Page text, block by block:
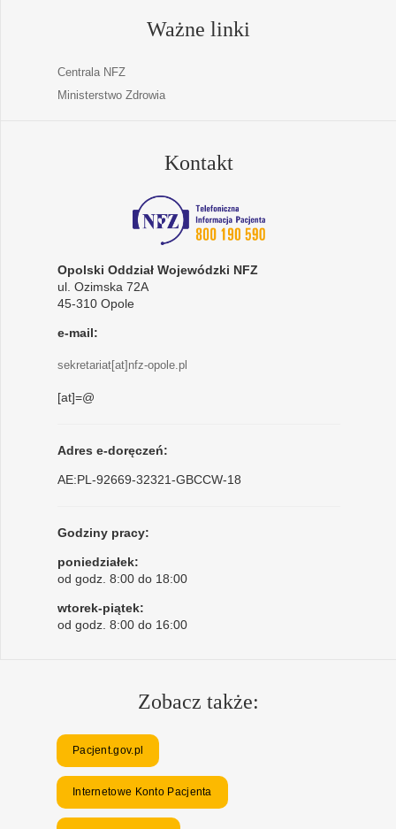
Ważne linki
Centrala NFZ
Ministerstwo Zdrowia
Kontakt
Opolski Oddział Wojewódzki NFZ
ul. Ozimska 72A
45-310 Opole
e-mail:
sekretariat[at]nfz-opole.pl
[at]=@
Adres e-doręczeń:
AE:PL-92669-32321-GBCCW-18
Godziny pracy:
poniedziałek:
od godz. 8:00 do 18:00
wtorek-piątek:
od godz. 8:00 do 16:00
Zobacz także:
Pacjent.gov.pl
Internetowe Konto Pacjenta